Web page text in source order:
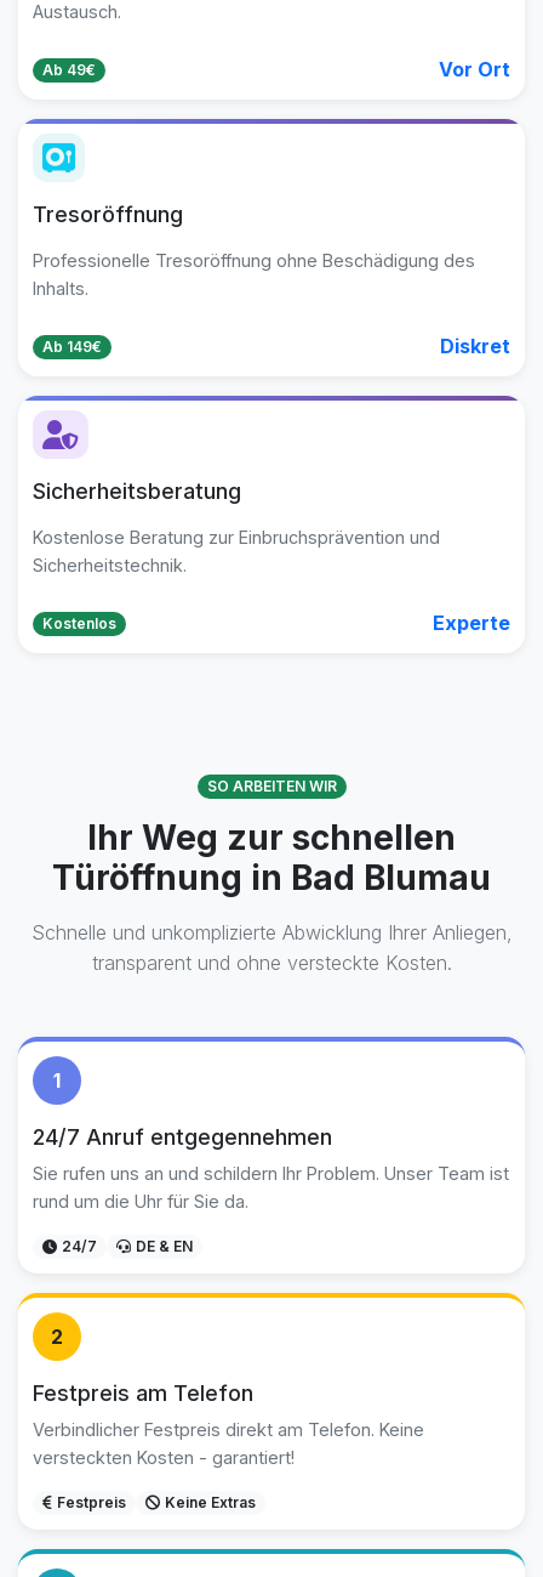
Austausch.
Ab 49€ Vor Ort
Tresoröffnung
Professionelle Tresoröffnung ohne Beschädigung des
Inhalts.
Ab 149€ Diskret
Sicherheitsberatung
Kostenlose Beratung zur Einbruchsprävention und
Sicherheitstechnik.
Kostenlos Experte
SO ARBEITEN WIR
Ihr Weg zur schnellen
Türöffnung in Bad Blumau
Schnelle und unkomplizierte Abwicklung Ihrer Anliegen,
transparent und ohne versteckte Kosten.
1
24/7 Anruf entgegennehmen
Sie rufen uns an und schildern Ihr Problem. Unser Team ist
rund um die Uhr für Sie da.
24/7 DE & EN
2
Festpreis am Telefon
Verbindlicher Festpreis direkt am Telefon. Keine
versteckten Kosten - garantiert!
Festpreis Keine Extras